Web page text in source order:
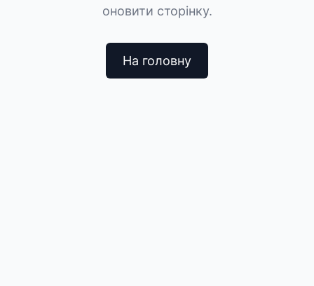
оновити сторінку.
На головну